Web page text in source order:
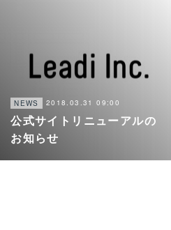
NEWS 2018.03.31 09:00
公式サイトリニューアルの
お知らせ